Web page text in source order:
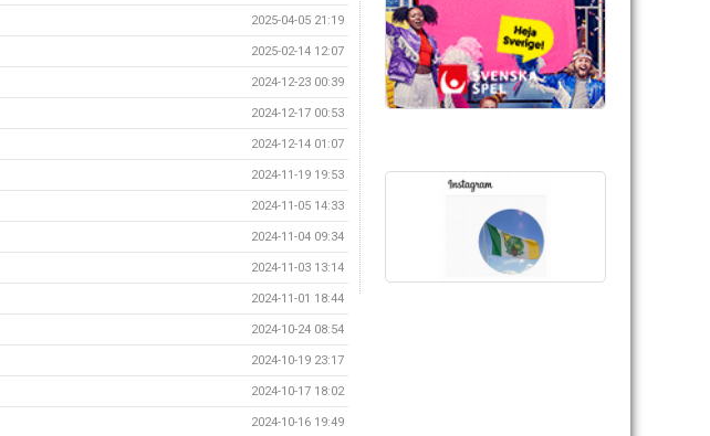
2025-04-05 21:19
2025-02-14 12:07
2024-12-23 00:39
2024-12-17 00:53
2024-12-14 01:07
2024-11-19 19:53
2024-11-05 14:33
2024-11-04 09:34
2024-11-03 13:14
2024-11-01 18:44
2024-10-24 08:54
2024-10-19 23:17
2024-10-17 18:02
2024-10-16 19:49